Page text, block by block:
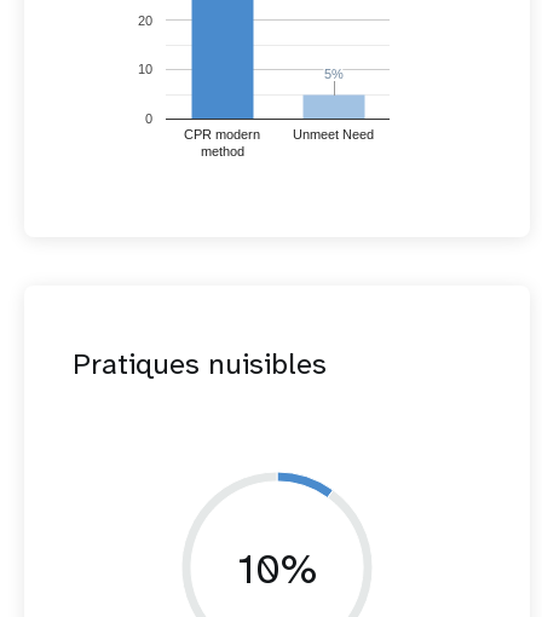
CPR modern
method
Unmeet Need
0
10
20
5%
5%
Pratiques nuisibles
10%